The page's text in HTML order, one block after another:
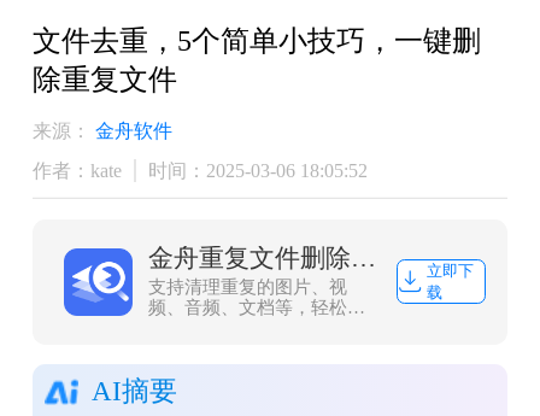
文件去重，5个简单小技巧，一键删
除重复文件
来源：
金舟软件
作者：kate
时间：2025-03-06 18:05:52
金舟重复文件删除工具
支持清理重复的图片、视
频、音频、文档等，轻松便
立即下
载
AI摘要